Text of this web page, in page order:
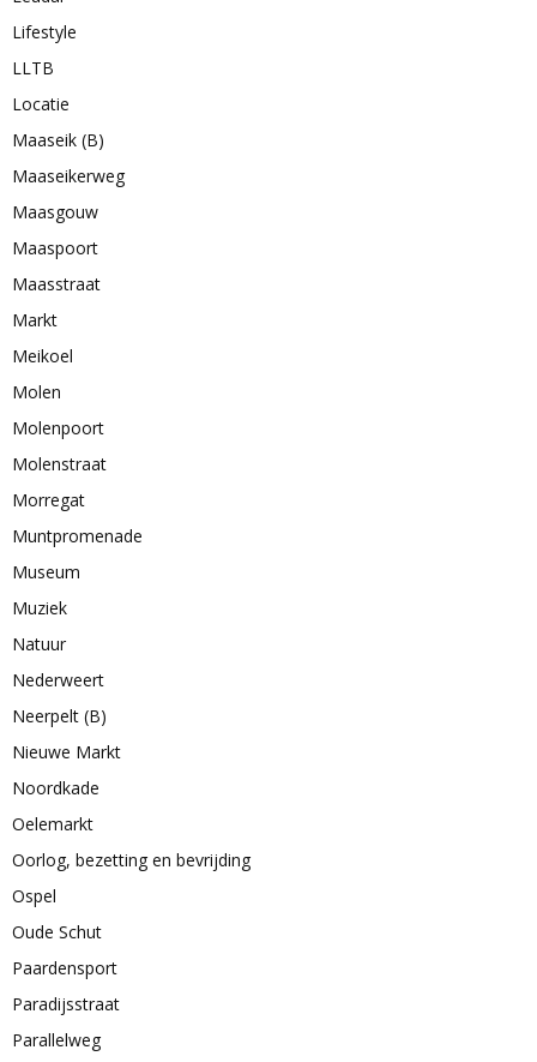
Lifestyle
LLTB
Locatie
Maaseik (B)
Maaseikerweg
Maasgouw
Maaspoort
Maasstraat
Markt
Meikoel
Molen
Molenpoort
Molenstraat
Morregat
Muntpromenade
Museum
Muziek
Natuur
Nederweert
Neerpelt (B)
Nieuwe Markt
Noordkade
Oelemarkt
Oorlog, bezetting en bevrijding
Ospel
Oude Schut
Paardensport
Paradijsstraat
Parallelweg